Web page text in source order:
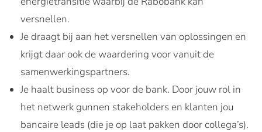
versnellen.
Je draagt bij aan het versnellen van oplossingen en
krijgt daar ook de waardering voor vanuit de
samenwerkingspartners.
Je haalt business op voor de bank. Door jouw rol in
het netwerk gunnen stakeholders en klanten jou
bancaire leads (die je op laat pakken door collega’s).